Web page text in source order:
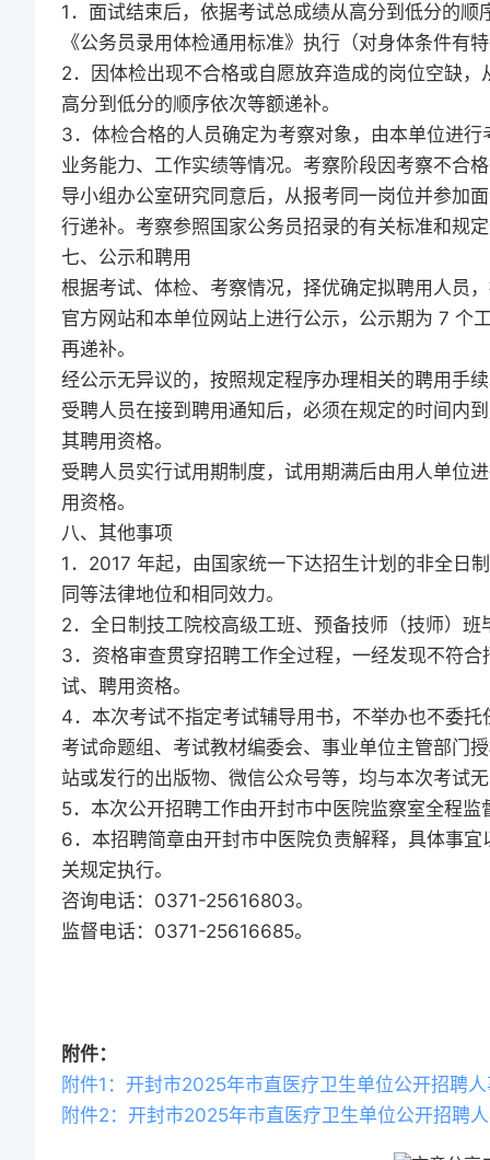
1．面试结束后，依据考试总成绩从高分到低分的
《公务员录用体检通用标准》执行（对身体条件有
2．因体检出现不合格或自愿放弃造成的岗位空缺
高分到低分的顺序依次等额递补。
3．体检合格的人员确定为考察对象，由本单位进
业务能力、工作实绩等情况。考察阶段因考察不合
导小组办公室研究同意后，从报考同一岗位并参加
行递补。考察参照国家公务员招录的有关标准和规
七、公示和聘用
根据考试、体检、考察情况，择优确定拟聘用人员
官方网站和本单位网站上进行公示，公示期为 7 个
再递补。
经公示无异议的，按照规定程序办理相关的聘用手
受聘人员在接到聘用通知后，必须在规定的时间内
其聘用资格。
受聘人员实行试用期制度，试用期满后由用人单位
用资格。
八、其他事项
1．2017 年起，由国家统一下达招生计划的非全日
同等法律地位和相同效力。
2．全日制技工院校高级工班、预备技师（技师）
3．资格审查贯穿招聘工作全过程，一经发现不符
试、聘用资格。
4．本次考试不指定考试辅导用书，不举办也不委
考试命题组、考试教材编委会、事业单位主管部门
站或发行的出版物、微信公众号等，均与本次考试
5．本次公开招聘工作由开封市中医院监察室全程监
6．本招聘简章由开封市中医院负责解释，具体事
关规定执行。
咨询电话：0371-25616803。
监督电话：0371-25616685。
附件：
附件1：开封市2025年市直医疗卫生单位公开招聘
附件2：开封市2025年市直医疗卫生单位公开招聘